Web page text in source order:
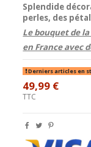
Splendide
perles, des
Le bouquet de
en France avec
Derniers articles en
49,99 €
TTC